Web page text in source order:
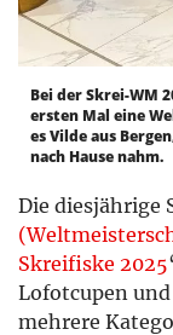
Bei der Skrei-WM
ersten Mal eine
es Vilde aus
nach Hause nahm.
Die diesjährige
Skreifiske 2025
Lofotcupen
mehrere